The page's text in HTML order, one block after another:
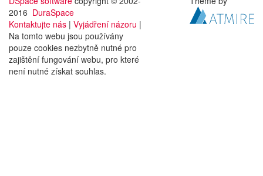
2016 DuraSpace
Kontaktujte nás | Vyjádření názoru |
Na tomto webu jsou používány
pouze cookies nezbytně nutné pro
zajištění fungování webu, pro které
není nutné získat souhlas.